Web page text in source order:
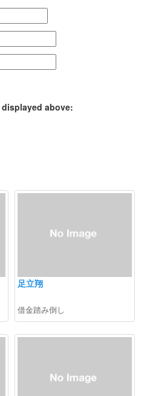
above:
足立翔
借金踏み倒し